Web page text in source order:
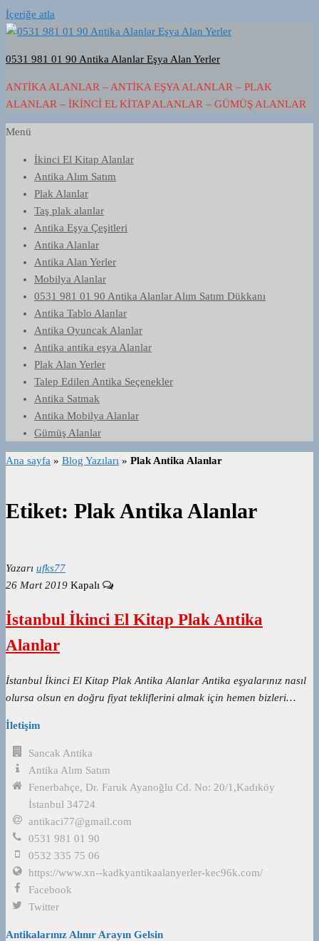
İçeriğe atla
0531 981 01 90 Antika Alanlar Eşya Alan Yerler
ANTIKA ALANLAR – ANTIKA EŞYA ALANLAR – PLAK
ALANLAR – İKINCI EL KITAP ALANLAR – GÜMÜŞ ALANLAR
Menü
İkinci El Kitap Alanlar
Antika Alım Satım
Plak Alanlar
Taş plak alanlar
Antika Eşya Çeşitleri
Antika Alanlar
Antika Alan Yerler
Mobilya Alanlar
0531 981 01 90 Antika Alanlar Alım Satım Dükkanı
Antika Tablo Alanlar
Antika Oyuncak Alanlar
Antika antika eşya Alanlar
Plak Alan Yerler
Talep Edilen Antika Seçenekler
Antika Satmak
Antika Mobilya Alanlar
Gümüş Alanlar
Ana sayfa » Blog Yazıları » Plak Antika Alanlar
Etiket: Plak Antika Alanlar
Yazarı ufks77
26 Mart 2019 Kapalı
İstanbul İkinci El Kitap Plak Antika
Alanlar
İstanbul İkinci El Kitap Plak Antika Alanlar Antika eşyalarınız nasıl
olursa olsun en doğru fiyat tekliflerini almak için hemen bizleri…
İletişim
Sancak Antika
Antika Alım Satım
Fenerbahçe, Dr. Faruk Ayanoğlu Cd. No: 20/1,Kadıköy
İstanbul 34724
antikaci77@gmail.com
0531 981 01 90
0532 335 75 06
https://www.xn--kadkyantikaalanyerler-kec96k.com/
Facebook
Twitter
Antikalarınız Alınır Arayın Gelsin